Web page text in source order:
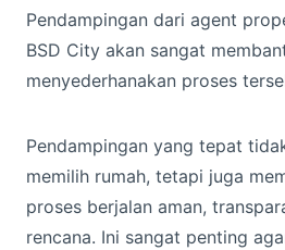
Pendampingan dari agent
BSD City akan sangat
menyederhanakan proses
Pendampingan yang tepat
memilih rumah, tetapi juga
proses berjalan aman,
rencana. Ini sangat penting